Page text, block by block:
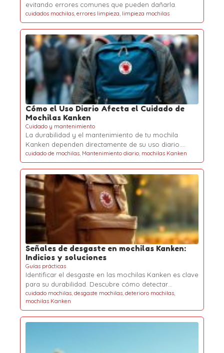
evitando errores comunes que pueden dañarla.
cuidados mochilas, errores limpieza, limpieza mochilas
Cómo el Uso Diario Afecta el Cuidado de
Mochilas Kanken
Cuidado y mantenimiento
La durabilidad y el mantenimiento de tu mochila
Kanken dependen directamente de su uso diario.…
cuidado de mochilas, Mantenimiento diario, mochilas Kanken
Señales de desgaste en mochilas Kanken:
Indicios y soluciones
Guías prácticas
Identificar el desgaste en las mochilas Kanken es clave
para su durabilidad. Descubre cómo detectar…
cuidado mochilas, desgaste mochilas, deterioro mochilas,
mochilas Kanken